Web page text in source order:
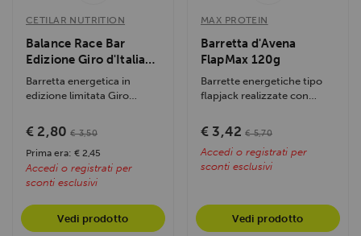
CETILAR NUTRITION
Balance Race Bar
Edizione Giro d'Italia
40g
Barretta energetica in
edizione limitata Giro
Super Karb...
€ 2,80 € 3,50
Prima era: € 2,45
Accedi o registrati per
sconti esclusivi
Vedi prodotto
MAX PROTEIN
Barretta d'Avena
FlapMax 120g
Barrette energetiche tipo
flapjack realizzate con
scelta,...
€ 3,42 € 5,70
Accedi o registrati per
sconti esclusivi
Vedi prodotto